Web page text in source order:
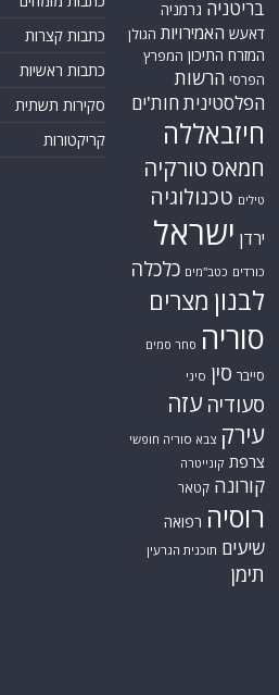
בריטניה גרמניה
דאעש האמירויות הגולן
המזרח התיכון המפרץ
הפרסי הרשות
הפלסטיניתחות'ים
חיזבאללה
חמאס טורקיה
טילים טכנולוגיה
ירדן ישראל
כורדים כטב"מים כלכלה
לבנון מצרים
סוריה סחר סמים
סייבר סין סיני
סעודיה עזה
עירק צבא סוריה חופשי
צרפת קונייטרה
קורונה קטאר
רוסיה רפואה
שיעים תוכנית הגרעין
תימן
כתבות קצרות
כתבות ראשיות
סקירות תשתית
קריקטורות